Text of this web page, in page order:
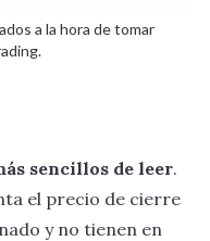
a la hora de tomar
sencillos de leer.
el precio de cierre
y no tienen en